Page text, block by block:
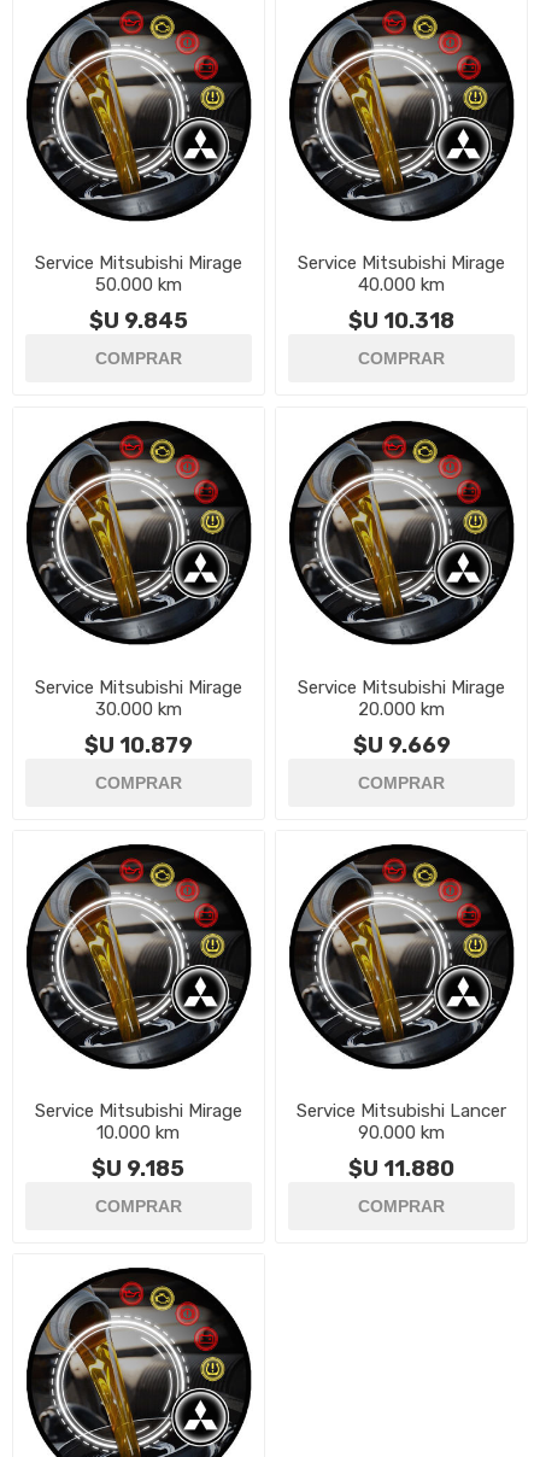
Service Mitsubishi Mirage
50.000 km
$U 9.845
Service Mitsubishi Mirage
40.000 km
$U 10.318
Service Mitsubishi Mirage
30.000 km
$U 10.879
Service Mitsubishi Mirage
20.000 km
$U 9.669
Service Mitsubishi Mirage
10.000 km
$U 9.185
Service Mitsubishi Lancer
90.000 km
$U 11.880